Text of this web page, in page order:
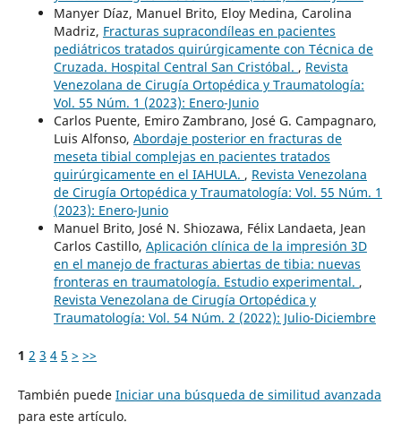
Manyer Díaz, Manuel Brito, Eloy Medina, Carolina
Madriz, Fracturas supracondíleas en pacientes
pediátricos tratados quirúrgicamente con Técnica de
Cruzada. Hospital Central San Cristóbal. , Revista
Venezolana de Cirugía Ortopédica y Traumatología:
Vol. 55 Núm. 1 (2023): Enero-Junio
Carlos Puente, Emiro Zambrano, José G. Campagnaro,
Luis Alfonso, Abordaje posterior en fracturas de
meseta tibial complejas en pacientes tratados
quirúrgicamente en el IAHULA. , Revista Venezolana
de Cirugía Ortopédica y Traumatología: Vol. 55 Núm. 1
(2023): Enero-Junio
Manuel Brito, José N. Shiozawa, Félix Landaeta, Jean
Carlos Castillo, Aplicación clínica de la impresión 3D
en el manejo de fracturas abiertas de tibia: nuevas
fronteras en traumatología. Estudio experimental. ,
Revista Venezolana de Cirugía Ortopédica y
Traumatología: Vol. 54 Núm. 2 (2022): Julio-Diciembre
1 2 3 4 5 > >>
También puede Iniciar una búsqueda de similitud avanzada
para este artículo.